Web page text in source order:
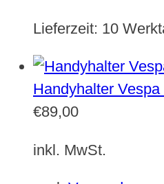
Lieferzeit: 10
Handyhalter
€89,00
inkl. MwSt.